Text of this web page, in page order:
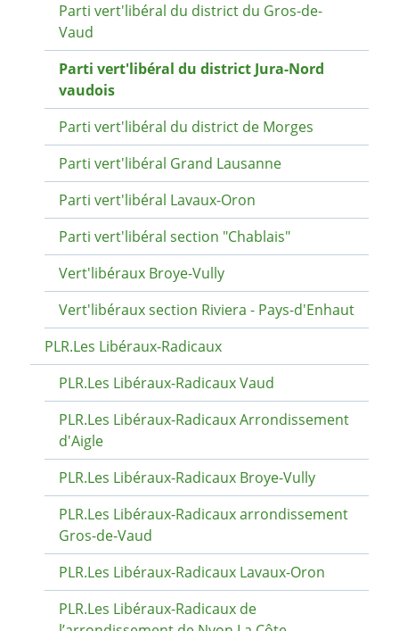
Parti vert'libéral du district du Gros-de-
Vaud
Parti vert'libéral du district Jura-Nord
vaudois
Parti vert'libéral du district de Morges
Parti vert'libéral Grand Lausanne
Parti vert'libéral Lavaux-Oron
Parti vert'libéral section "Chablais"
Vert'libéraux Broye-Vully
Vert'libéraux section Riviera - Pays-d'Enhaut
PLR.Les Libéraux-Radicaux
PLR.Les Libéraux-Radicaux Vaud
PLR.Les Libéraux-Radicaux Arrondissement
d'Aigle
PLR.Les Libéraux-Radicaux Broye-Vully
PLR.Les Libéraux-Radicaux arrondissement
Gros-de-Vaud
PLR.Les Libéraux-Radicaux Lavaux-Oron
PLR.Les Libéraux-Radicaux de